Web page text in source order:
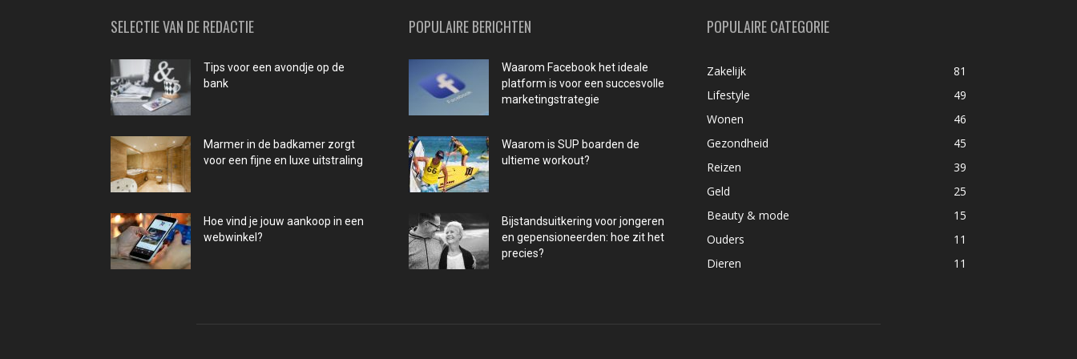
SELECTIE VAN DE REDACTIE
Tips voor een avondje op de
bank
Marmer in de badkamer zorgt
voor een fijne en luxe uitstraling
Hoe vind je jouw aankoop in een
webwinkel?
POPULAIRE BERICHTEN
Waarom Facebook het ideale
platform is voor een succesvolle
marketingstrategie
Waarom is SUP boarden de
ultieme workout?
Bijstandsuitkering voor jongeren
en gepensioneerden: hoe zit het
precies?
POPULAIRE CATEGORIE
Zakelijk
81
Lifestyle
49
Wonen
46
Gezondheid
45
Reizen
39
Geld
25
Beauty & mode
15
Ouders
11
Dieren
11